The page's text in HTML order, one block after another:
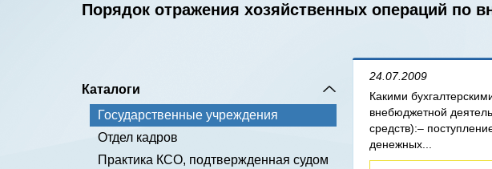
Порядок отражения хозяйственных операций по
Каталоги
Государственные учреждения
Отдел кадров
Практика КСО, подтвержденная судом
24.07.2009
Какими
внебюджетной
средств):–
денежных...